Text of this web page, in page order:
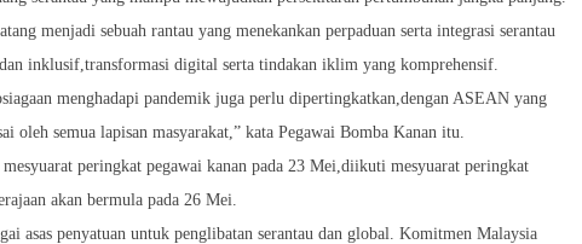
menjadi sebuah rantau yang menekankan perpaduan serta integrasi serantau
inklusif,transformasi digital serta tindakan iklim yang komprehensif.
menghadapi pandemik juga perlu dipertingkatkan,dengan ASEAN yang
oleh semua lapisan masyarakat,” kata Pegawai Bomba Kanan itu.
peringkat pegawai kanan pada 23 Mei,diikuti mesyuarat peringkat
akan bermula pada 26 Mei.
asas penyatuan untuk penglibatan serantau dan global. Komitmen Malaysia